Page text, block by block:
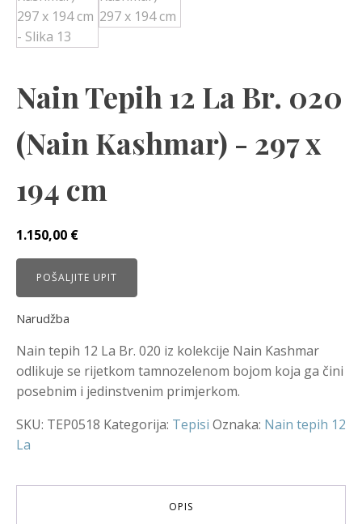
Nain Tepih 12 La Br. 020
(Nain Kashmar) - 297 x
194 cm
1.150,00 €
POŠALJITE UPIT
Narudžba
Nain tepih 12 La Br. 020 iz kolekcije Nain Kashmar
odlikuje se rijetkom tamnozelenom bojom koja ga čini
posebnim i jedinstvenim primjerkom.
SKU: TEP0518 Kategorija: Tepisi Oznaka: Nain tepih 12
La
OPIS